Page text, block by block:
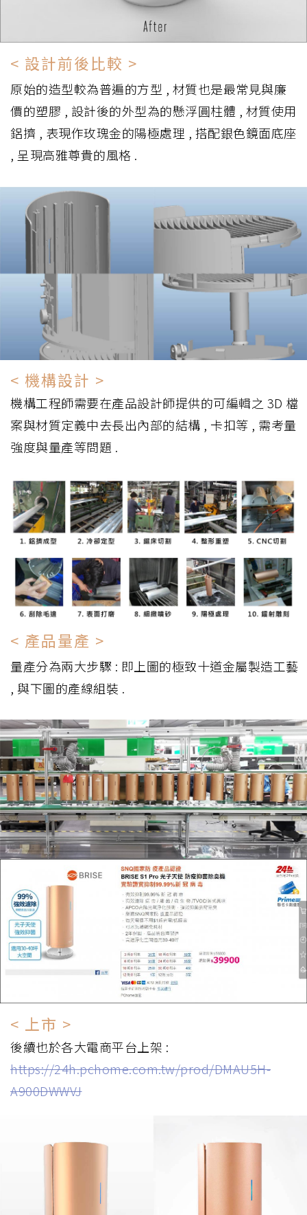
< 設計前後比較 >
原始的造型較為普遍的方型 , 材質也是最常見與廉
價的塑膠 , 設計後的外型為的懸浮圓柱體 , 材質使用
鋁擠 , 表現作玫瑰金的陽極處理 , 搭配銀色鏡面底座
, 呈現高雅尊貴的風格 .
< 機構設計 >
機構工程師需要在產品設計師提供的可編輯之 3D 檔
案與材質定義中去長出內部的結構 , 卡扣等 , 需考量
強度與量產等問題 .
< 產品量產 >
量產分為兩大步驟 : 即上圖的極致十道金屬製造工藝
, 與下圖的產線組裝 .
< 上市 >
後續也於各大電商平台上架 :
https://24h.pchome.com.tw/prod/DMAU5H-
A900DWWVJ